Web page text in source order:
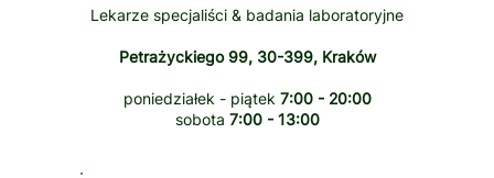
Lekarze specjaliści & badania laboratoryjne
Petrażyckiego 99, 30-399, Kraków
poniedziałek - piątek 7:00 - 20:00
sobota 7:00 - 13:00